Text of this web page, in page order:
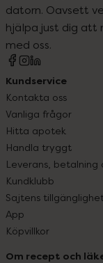
datorn. Oavsett
hjälpa just dig att
med oss.
Kundservice
Kontakta oss
Vanliga frågor
Hitta apotek
Handla tryggt
Leverans, betalning
Kundklubb
Sajtens
App
Köpvillkor
Om recept och